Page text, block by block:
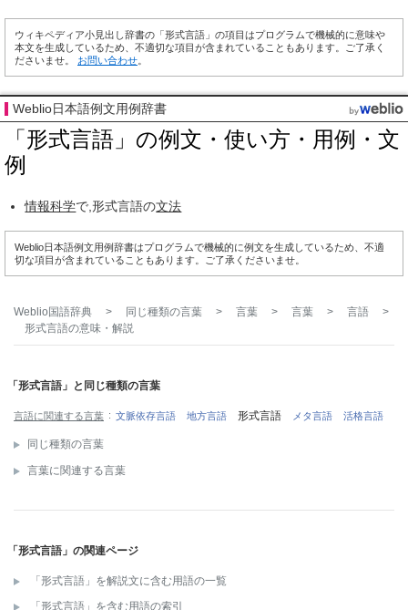
ウィキペディア小見出し辞書の「形式言語」の項目はプログラムで機械的に意味や
本文を生成しているため、不適切な項目が含まれていることもあります。ご了承く
ださいませ。 お問い合わせ。
Weblio日本語例文用例辞書
「形式言語」の例文・使い方・用例・文
例
情報科学で,形式言語の文法
Weblio日本語例文用例辞書はプログラムで機械的に例文を生成しているため、不適
切な項目が含まれていることもあります。ご了承くださいませ。
Weblio国語辞典 > 同じ種類の言葉 > 言葉 > 言葉 > 言語
>
形式言語の意味・解説
「形式言語」と同じ種類の言葉
言語に関連する言葉 文脈依存言語 地方言語 形式言語 メタ言語 活格言語
同じ種類の言葉
言葉に関連する言葉
「形式言語」の関連ページ
「形式言語」を解説文に含む用語の一覧
「形式言語」を含む用語の索引